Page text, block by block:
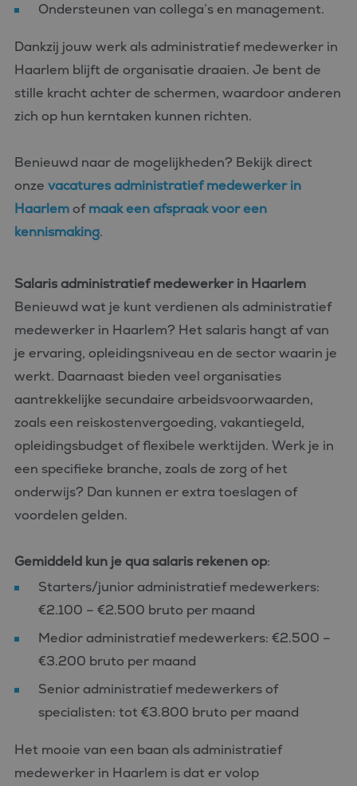
Ondersteunen van collega’s en management.
Dankzij jouw werk als administratief medewerker in
Haarlem blijft de organisatie draaien. Je bent de
stille kracht achter de schermen, waardoor anderen
zich op hun kerntaken kunnen richten.
Benieuwd naar de mogelijkheden? Bekijk direct
onze vacatures administratief medewerker in
Haarlemofmaak een afspraak voor een
kennismaking.
Salaris administratief medewerker in Haarlem
Benieuwd wat je kunt verdienen als administratief
medewerker in Haarlem? Het salaris hangt af van
je ervaring, opleidingsniveau en de sector waarin je
werkt. Daarnaast bieden veel organisaties
aantrekkelijke secundaire arbeidsvoorwaarden,
zoals een reiskostenvergoeding, vakantiegeld,
opleidingsbudget of flexibele werktijden. Werk je in
een specifieke branche, zoals de zorg of het
onderwijs? Dan kunnen er extra toeslagen of
voordelen gelden.
Gemiddeld kun je qua salaris rekenen op:
Starters/junior administratief medewerkers:
€2.100 – €2.500 bruto per maand
Medior administratief medewerkers: €2.500 –
€3.200 bruto per maand
Senior administratief medewerkers of
specialisten: tot €3.800 bruto per maand
Het mooie van een baan als administratief
medewerker in Haarlem is dat er volop